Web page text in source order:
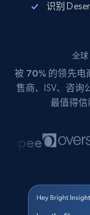
识别
全
被 70% 的领先电
售商、ISV、咨
最值得信